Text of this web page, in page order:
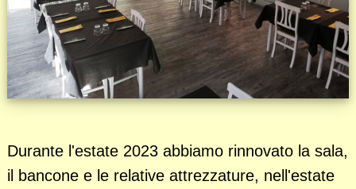
Durante l'estate 2023 abbiamo rinnovato la sala,
il bancone e le relative attrezzature, nell'estate